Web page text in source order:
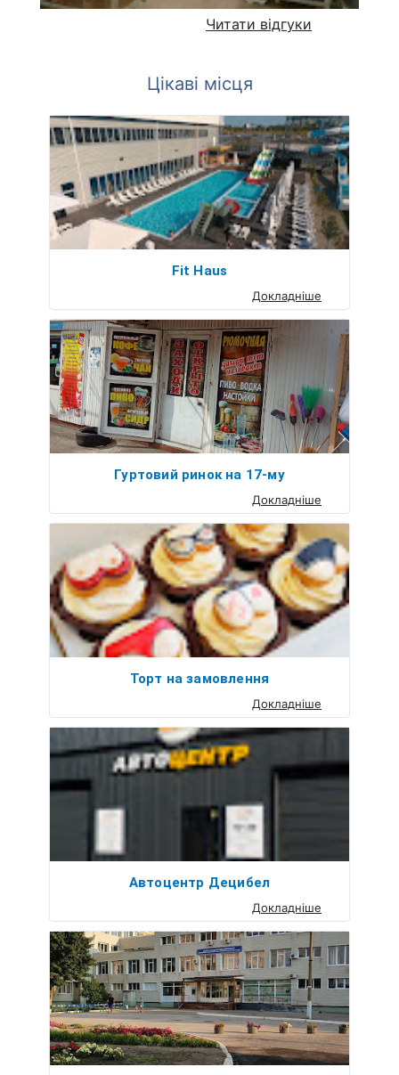
Читати відгуки
Цікаві місця
Fit Haus
Докладніше
Гуртовий ринок на 17-му
Докладніше
Торт на замовлення
Докладніше
Автоцентр Децибел
Докладніше